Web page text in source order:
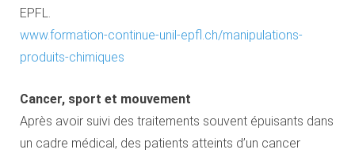
EPFL.
www.formation-continue-unil-epfl.ch/manipulations-
produits-chimiques
Cancer, sport et mouvement
Après avoir suivi des traitements souvent épuisants dans
un cadre médical, des patients atteints d’un cancer